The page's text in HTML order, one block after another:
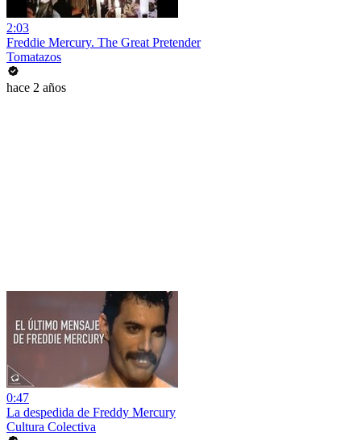
2:03
Freddie Mercury. The Great Pretender
Tomatazos
hace 2 años
0:47
La despedida de Freddy Mercury
Cultura Colectiva